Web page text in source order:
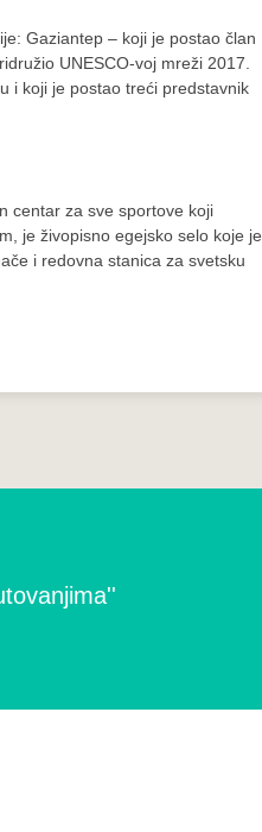
Gaziantep – koji je postao član
UNESCO-voj mreži 2017.
i koji je postao treći predstavnik
centar za sve sportove koji
je živopisno egejsko selo koje je
i redovna stanica za svetsku